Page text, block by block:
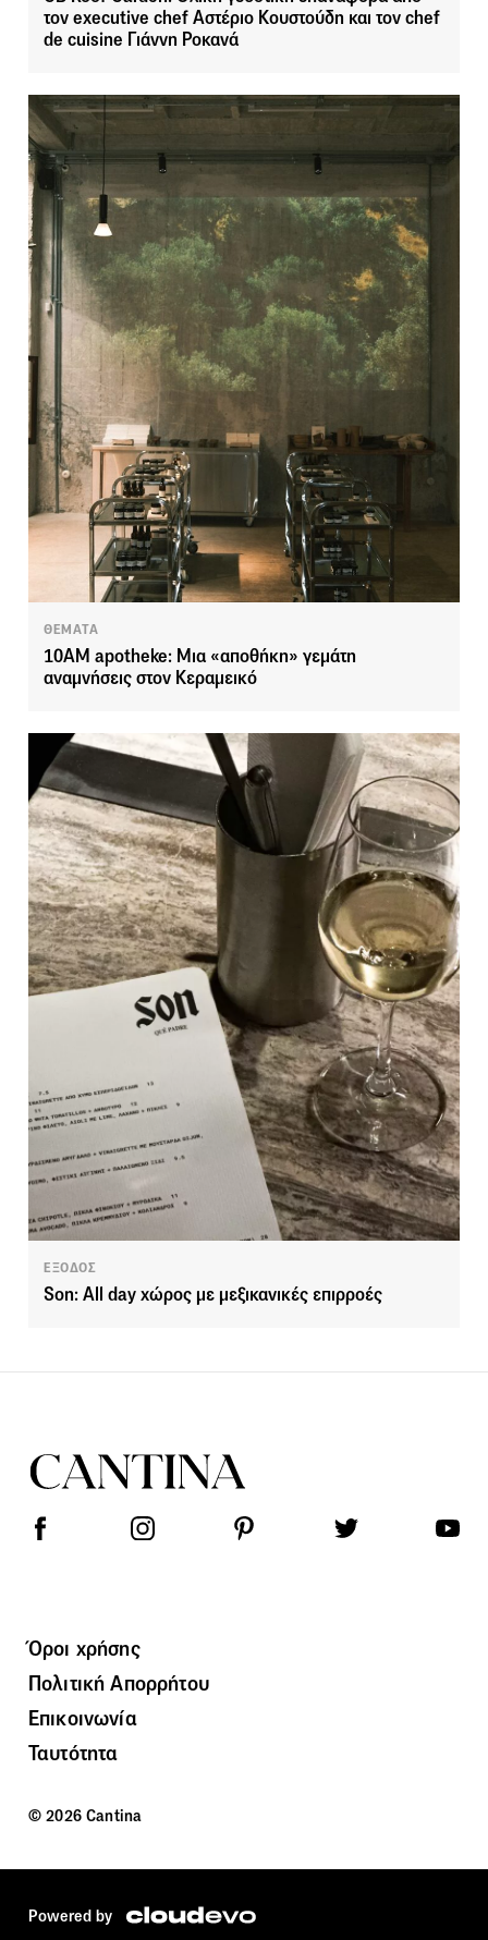
τον executive chef Αστέριο Κουστούδη και τον chef
de cuisine Γιάννη Ροκανά
ΘΕΜΑΤΑ
10AM apotheke: Μια «αποθήκη» γεμάτη
αναμνήσεις στον Κεραμεικό
ΕΞΟΔΟΣ
Son: Αll day χώρος με μεξικανικές επιρροές
Όροι χρήσης
Πολιτική Απορρήτου
Επικοινωνία
Ταυτότητα
© 2026 Cantina
Powered by